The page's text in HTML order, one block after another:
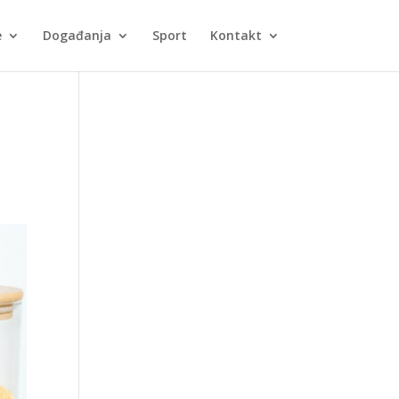
Događanja Sport Kontakt